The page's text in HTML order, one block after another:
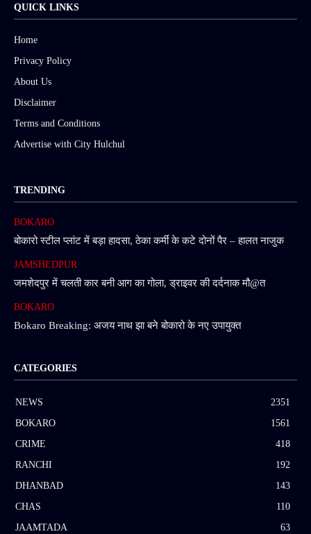
QUICK LINKS
Home
Privacy Policy
About Us
Disclaimer
Terms and Conditions
Advertise with City Hulchul
TRENDING
BOKARO
बोकारो स्टील प्लांट में बड़ा हादसा, ठेका कर्मी के कटे दोनों पैर – हालत नाजुक
JAMSHEDPUR
जमशेदपुर में चलती कार बनी आग का गोला, ड्राइवर की दर्दनाक मौ@त
BOKARO
Bokaro Breaking: अजय नाथ झा बने बोकारो के नए उपायुक्त
CATEGORIES
NEWS
2351
BOKARO
1561
CRIME
418
RANCHI
192
DHANBAD
143
CHAS
110
JAAMTADA
63